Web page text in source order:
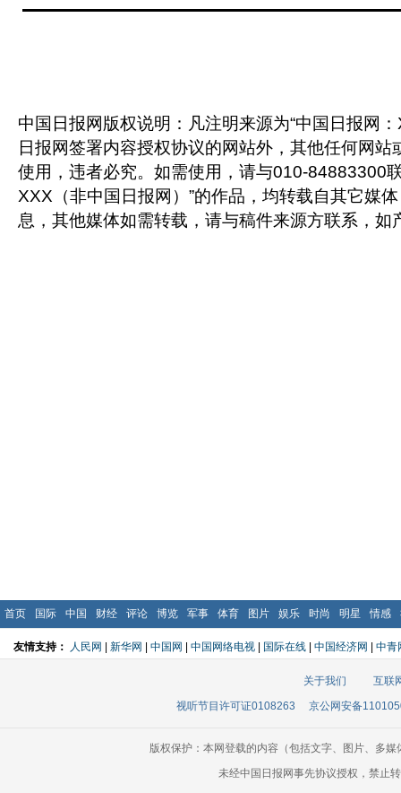
中国日报网版权说明：凡注明来源为“中国日报网
日报网签署内容授权协议的网站外，其他任何网
使用，违者必究。如需使用，请与010-84883300
XXX（非中国日报网）”的作品，均转载自其它媒
息，其他媒体如需转载，请与稿件来源方联系，如
首页 国际 中国 财经 评论 博览 军事 体育 图片 娱乐 时尚 明星 情感
友情支持： 人民网 | 新华网 | 中国网 | 中国网络电视 | 国际在线 | 中国经济网 | 中青
关于我们
互联
视听节目许可证0108263
京公网安备
版权保护：本网登载的内容（包括文字、图片、多
未经中国日报网事先协议授权，禁止